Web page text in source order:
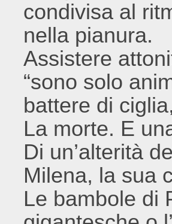
condivisa al
nella pianura.
Assistere
“sono solo
battere di
La morte. E
Di un’alterità
Milena, la sua
Le bambole di